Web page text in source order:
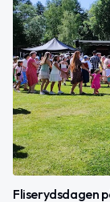
Fliserydsdagen